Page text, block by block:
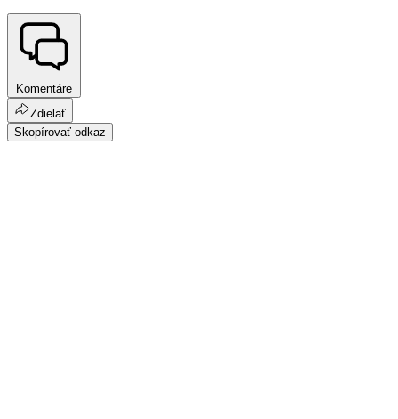
Komentáre
Zdielať
Skopírovať odkaz